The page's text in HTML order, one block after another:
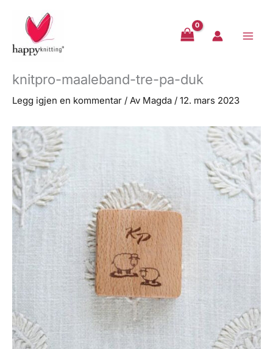
innholdet
knitpro-maaleband-tre-pa-duk
Legg igjen en kommentar / Av Magda / 12. mars 2023